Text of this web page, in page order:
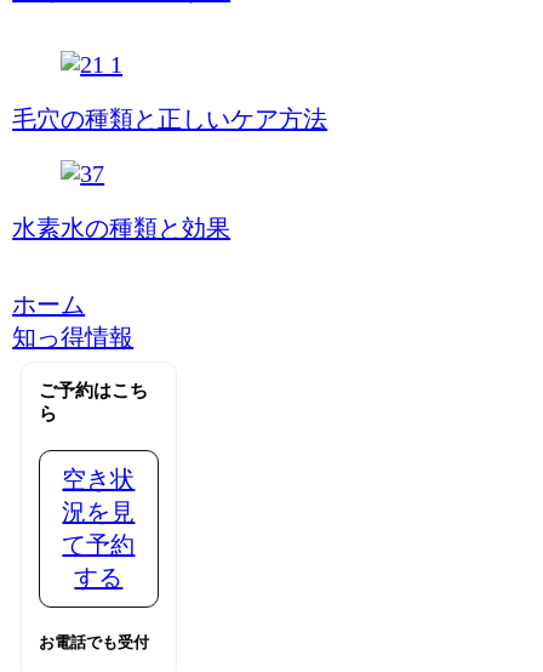
毛穴の種類と正しいケア方法
水素水の種類と効果
ホーム
知っ得情報
ご予約はこち
ら
空き状
況を見
て予約
する
お電話でも受付